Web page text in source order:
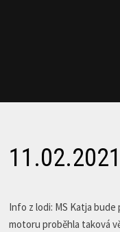
11.02.2021
Info z lodi: MS Katja bude
motoru proběhla taková